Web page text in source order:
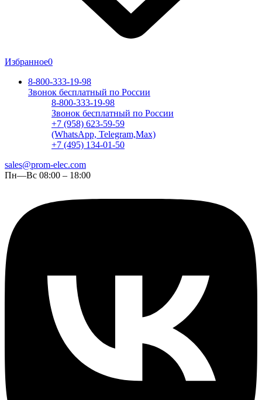
Избранное0
8-800-333-19-98
Звонок бесплатный по России
8-800-333-19-98
Звонок бесплатный по России
+7 (958) 623-59-59
(WhatsApp, Telegram,Max)
+7 (495) 134-01-50
sales@prom-elec.com
Пн—Вс 08:00 – 18:00